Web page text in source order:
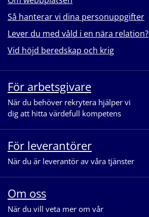
Så hanterar vi dina personuppgifter
Lever du med våld i en nära relation?
Vid höjd beredskap och krig
För arbetsgivare
När du behöver rekrytera hjälper vi
dig att hitta värdefull kompetens
För leverantörer
När du är leverantör av våra tjänster
Om oss
När du vill veta mer om vår